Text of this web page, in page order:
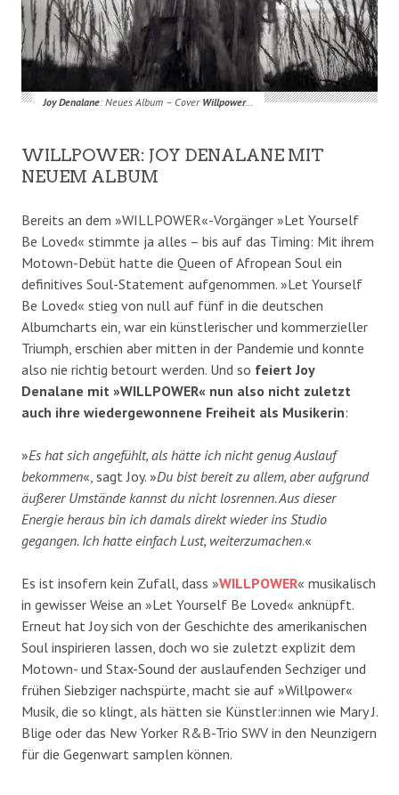
Joy Denalane: Neues Album – Cover Willpower…
WILLPOWER: JOY DENALANE MIT
NEUEM ALBUM
Bereits an dem »WILLPOWER«-Vorgänger »Let Yourself
Be Loved« stimmte ja alles – bis auf das Timing: Mit ihrem
Motown-Debüt hatte die Queen of Afropean Soul ein
definitives Soul-Statement aufgenommen. »Let Yourself
Be Loved« stieg von null auf fünf in die deutschen
Albumcharts ein, war ein künstlerischer und kommerzieller
Triumph, erschien aber mitten in der Pandemie und konnte
also nie richtig betourt werden. Und so feiert Joy
Denalane mit »WILLPOWER« nun also nicht zuletzt
auch ihre wiedergewonnene Freiheit als Musikerin:
»Es hat sich angefühlt, als hätte ich nicht genug Auslauf
bekommen«, sagt Joy. »Du bist bereit zu allem, aber aufgrund
äußerer Umstände kannst du nicht losrennen. Aus dieser
Energie heraus bin ich damals direkt wieder ins Studio
gegangen. Ich hatte einfach Lust, weiterzumachen.«
Es ist insofern kein Zufall, dass »WILLPOWER« musikalisch
in gewisser Weise an »Let Yourself Be Loved« anknüpft.
Erneut hat Joy sich von der Geschichte des amerikanischen
Soul inspirieren lassen, doch wo sie zuletzt explizit dem
Motown- und Stax-Sound der auslaufenden Sechziger und
frühen Siebziger nachspürte, macht sie auf »Willpower«
Musik, die so klingt, als hätten sie Künstler:innen wie Mary J.
Blige oder das New Yorker R&B-Trio SWV in den Neunzigern
für die Gegenwart samplen können.